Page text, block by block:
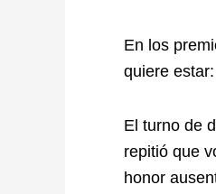
En los
quiere
El turno de
repitió que
honor